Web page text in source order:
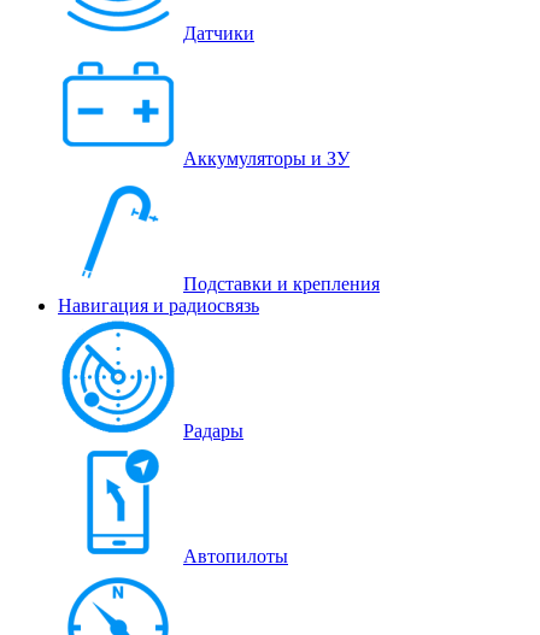
Датчики
Аккумуляторы и ЗУ
Подставки и крепления
Навигация и радиосвязь
Радары
Автопилоты